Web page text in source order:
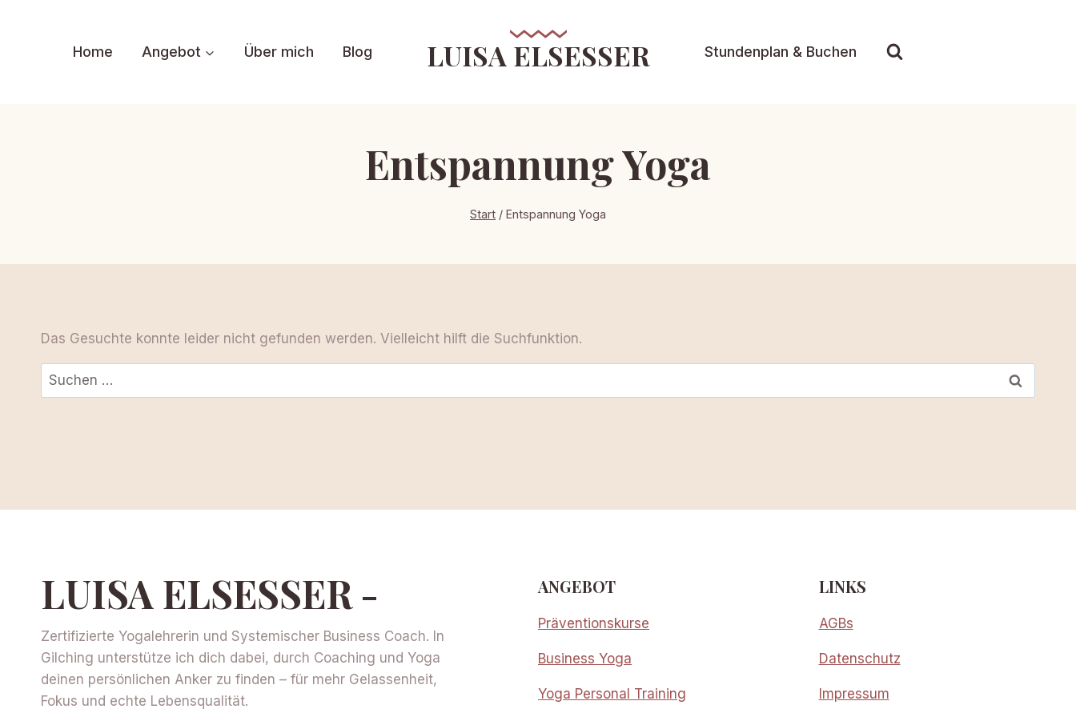
Home Angebot Über mich Blog LUISA ELSESSER Stundenplan & Buchen
Entspannung Yoga
Start / Entspannung Yoga
Das Gesuchte konnte leider nicht gefunden werden. Vielleicht hilft die Suchfunktion.
Suchen
nach:
LUISA ELSESSER -
Zertifizierte Yogalehrerin und Systemischer Business Coach. In
Gilching unterstütze ich dich dabei, durch Coaching und Yoga
deinen persönlichen Anker zu finden – für mehr Gelassenheit,
Fokus und echte Lebensqualität.
ANGEBOT
Präventionskurse
Business Yoga
Yoga Personal Training
LINKS
AGBs
Datenschutz
Impressum